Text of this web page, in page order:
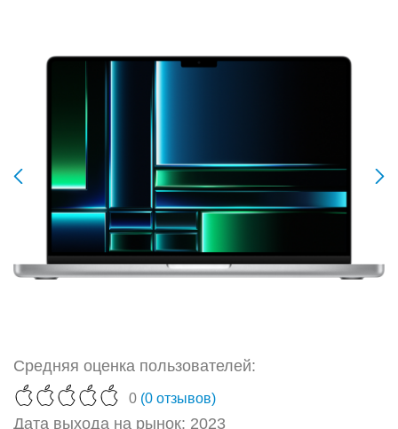
Средняя оценка пользователей:
0 (0 отзывов)
Дата выхода на рынок: 2023